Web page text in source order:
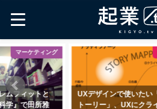
マーケティング
ムフィットと
学』で田所雅
UXデザインで使いたい
トーリー」、UXにクラ